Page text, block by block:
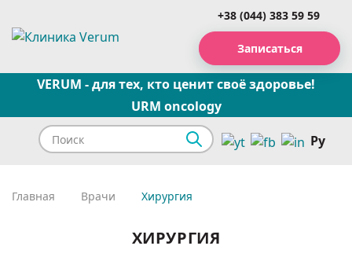
+38 (044) 383 59 59
Записаться
VERUM - для тех, кто ценит своё здоровье!
URM oncology
Ру
Главная Врачи Хирургия
ХИРУРГИЯ